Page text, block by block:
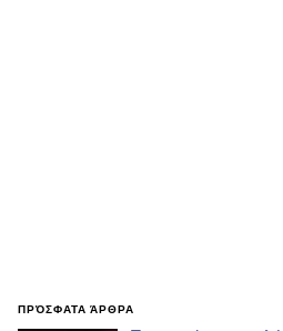
ΠΡΌΣΦΑΤΑ ΆΡΘΡΑ